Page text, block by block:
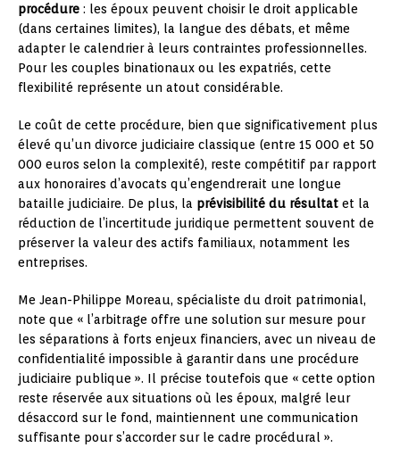
procédure : les époux peuvent choisir le droit applicable
(dans certaines limites), la langue des débats, et même
adapter le calendrier à leurs contraintes professionnelles.
Pour les couples binationaux ou les expatriés, cette
flexibilité représente un atout considérable.
Le coût de cette procédure, bien que significativement plus
élevé qu’un divorce judiciaire classique (entre 15 000 et 50
000 euros selon la complexité), reste compétitif par rapport
aux honoraires d’avocats qu’engendrerait une longue
bataille judiciaire. De plus, la prévisibilité du résultat et la
réduction de l’incertitude juridique permettent souvent de
préserver la valeur des actifs familiaux, notamment les
entreprises.
Me Jean-Philippe Moreau, spécialiste du droit patrimonial,
note que « l’arbitrage offre une solution sur mesure pour
les séparations à forts enjeux financiers, avec un niveau de
confidentialité impossible à garantir dans une procédure
judiciaire publique ». Il précise toutefois que « cette option
reste réservée aux situations où les époux, malgré leur
désaccord sur le fond, maintiennent une communication
suffisante pour s’accorder sur le cadre procédural ».